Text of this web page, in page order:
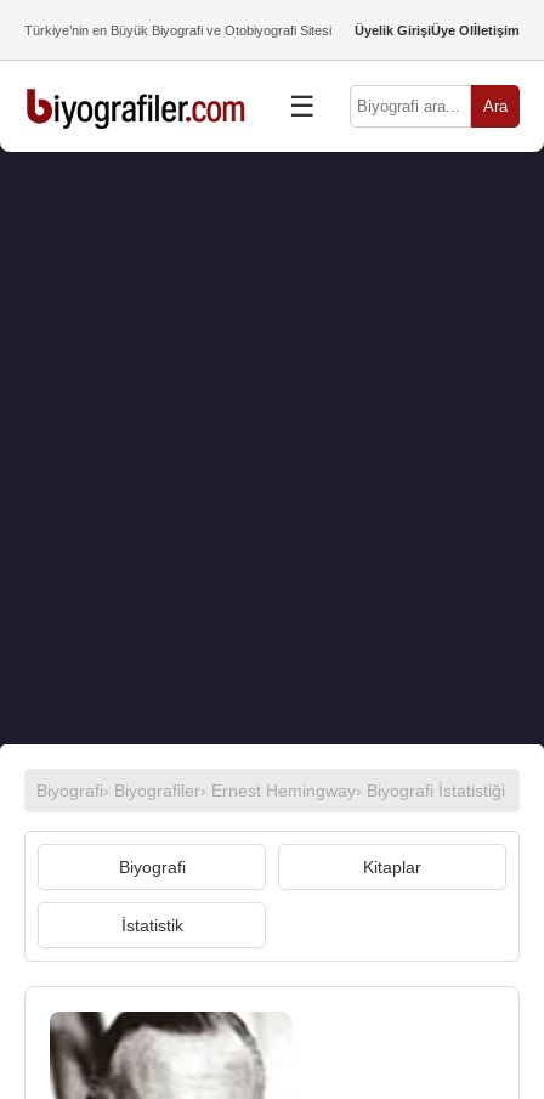
Türkiye’nin en Büyük Biyografi ve Otobiyografi Sitesi Üyelik GirişiÜye Olİletişim
☰ Ara
Biyografi› Biyografiler› Ernest Hemingway› Biyografi İstatistiği
Biyografi Kitaplar
İstatistik